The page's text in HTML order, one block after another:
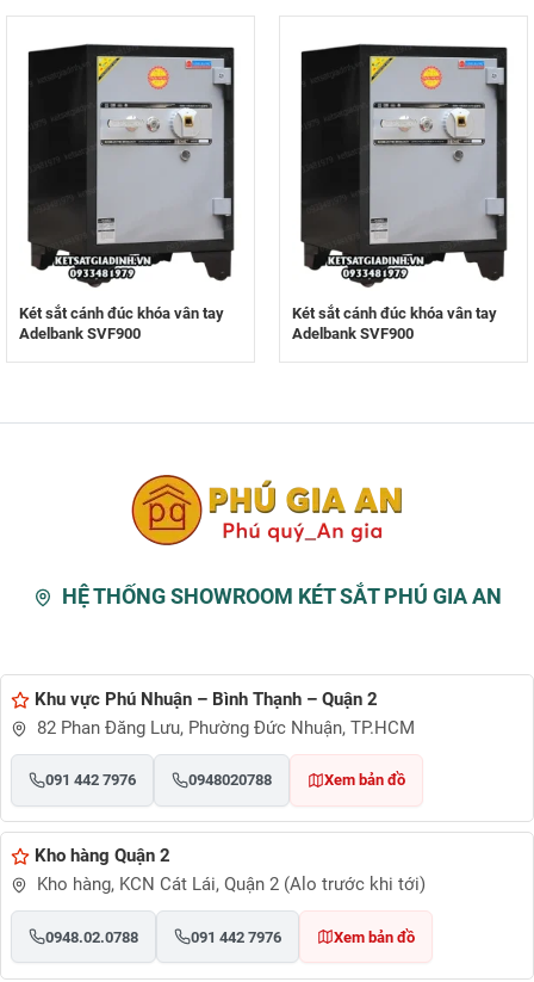
Két sắt cánh đúc khóa vân tay
Adelbank SVF900
Két sắt cánh đúc khóa vân tay
Adelbank SVF900
HỆ THỐNG SHOWROOM KÉT SẮT PHÚ GIA AN
Khu vực Phú Nhuận – Bình Thạnh – Quận 2
82 Phan Đăng Lưu, Phường Đức Nhuận, TP.HCM
091 442 7976 0948020788 Xem bản đồ
Kho hàng Quận 2
Kho hàng, KCN Cát Lái, Quận 2 (Alo trước khi tới)
0948.02.0788 091 442 7976 Xem bản đồ